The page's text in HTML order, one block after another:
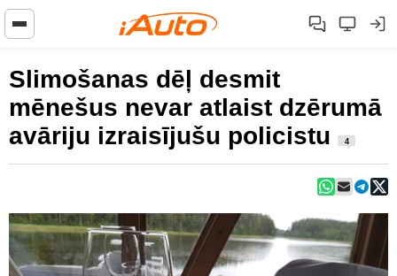
Slimošanas dēļ desmit
mēnešus nevar atlaist dzērumā
avāriju izraisījušu policistu
4